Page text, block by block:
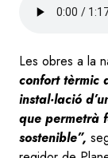
Les obres a la
confort tèrmic
instal·lació
que permetrà
sostenible”,